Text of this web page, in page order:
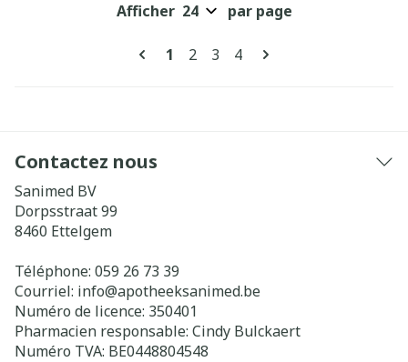
Pages
Vous lisez actuellement la page
1 Page
2 Page
3 Page
4
Afficher par page
Contactez nous
Sanimed BV
Dorpsstraat 99
8460 Ettelgem
Téléphone: 059 26 73 39
Courriel: info@apotheeksanimed.be
Numéro de licence: 350401
Pharmacien responsable: Cindy Bulckaert
Numéro TVA: BE0448804548